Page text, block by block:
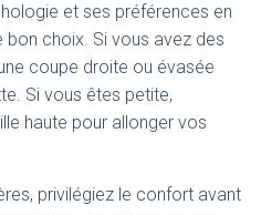
et ses préférences en
choix. Si vous avez des
coupe droite ou évasée
Si vous êtes petite,
haute pour allonger vos
privilégiez le confort avant